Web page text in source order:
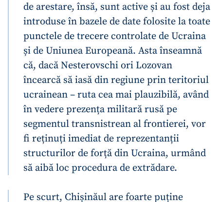
de arestare, însă, sunt active și au fost deja
introduse în bazele de date folosite la toate
punctele de trecere controlate de Ucraina
și de Uniunea Europeană. Asta înseamnă
că, dacă Nesterovschi ori Lozovan
încearcă să iasă din regiune prin teritoriul
ucrainean – ruta cea mai plauzibilă, având
în vedere prezența militară rusă pe
segmentul transnistrean al frontierei, vor
fi reținuți imediat de reprezentanții
structurilor de forță din Ucraina, urmând
să aibă loc procedura de extrădare.
Pe scurt, Chișinăul are foarte puține
ȘTIREA MEA
Fotografie
+ Încarcă imagine
Link media
+ Link media